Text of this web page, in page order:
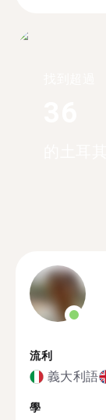
流利
義大利語
學